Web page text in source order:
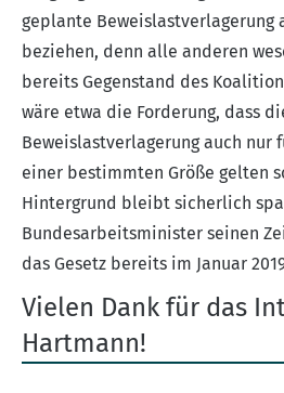
geplante Beweislastverlagerung
beziehen, denn alle anderen
bereits Gegenstand des
wäre etwa die Forderung, dass
Beweislastverlagerung auch nur
einer bestimmten Größe gelten
Hintergrund bleibt sicherlich
Bundesarbeitsminister seinen
das Gesetz bereits im Januar
Vielen Dank für das
Hartmann!